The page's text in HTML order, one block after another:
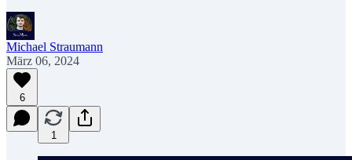
Michael Straumann
März 06, 2024
6
1